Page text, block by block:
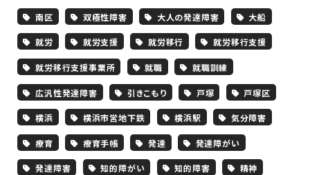
南区 双極性障害 大人の発達障害 大船
就労 就労支援 就労移行 就労移行支援
就労移行支援事業所 就職 就職訓練
広汎性発達障害 引きこもり 戸塚 戸塚区
横浜 横浜市営地下鉄 横浜駅 気分障害
療育 療育手帳 発達 発達障がい
発達障害 知的障がい 知的障害 精神